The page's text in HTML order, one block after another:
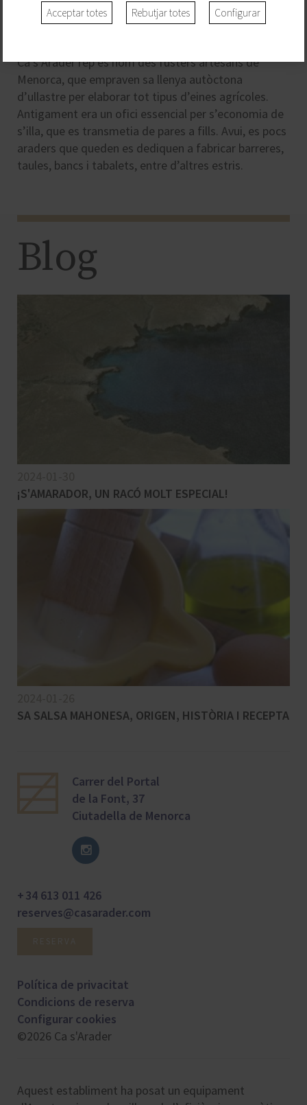
S'ARADER
Ca s’Arader rep es nom des fusters artesans de
Menorca, que empraven sa llenya autòctona
d’ullastre per elaborar tot tipus d’eines agrícoles.
Antigament era un ofici essencial per s’economia de
s’illa, que es transmetia de pares a fills. Avui, es pocs
araders que queden es dediquen a fabricar barreres,
taules, bancs i tabalets, entre d’altres estris.
Blog
¡S'AMARADOR, UN RACÓ MOLT ESPECIAL!
SA SALSA MAHONESA, ORIGEN, HISTÒRIA I RECEPTA
Carrer del Portal
de la Font, 37
Ciutadella de Menorca
+ 34 613 011 426
reserves@casarader.com
Política de privacitat
Condicions de reserva
Configurar cookies
©2026 Ca s'Arader
Aquest establiment ha posat un equipament
Acceptar totes Rebutjar totes Configurar